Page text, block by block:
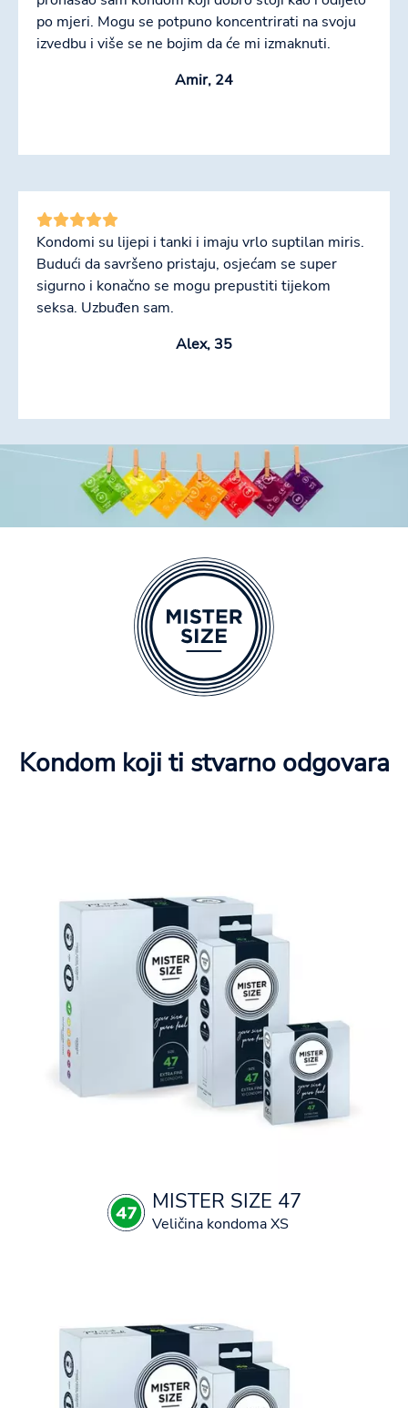
po mjeri. Mogu se potpuno koncentrirati na svoju
izvedbu i više se ne bojim da će mi izmaknuti.
Amir, 24
Kondomi su lijepi i tanki i imaju vrlo suptilan miris.
Budući da savršeno pristaju, osjećam se super
sigurno i konačno se mogu prepustiti tijekom
seksa. Uzbuđen sam.
Alex, 35
Kondom koji ti stvarno odgovara
MISTER SIZE 47
Veličina kondoma XS